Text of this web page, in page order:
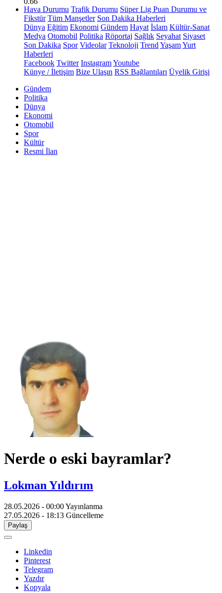
Hava Durumu Trafik Durumu Süper Lig Puan Durumu ve
Fikstür Tüm Manşetler Son Dakika Haberleri
Dünya Eğitim Ekonomi Gündem Hayat İslam Kültür-Sanat
Medya Otomobil Politika Röportaj Sağlık Seyahat Siyaset
Son Dakika Spor Videolar Teknoloji Trend YaşamYurt
Haberleri
Facebook Twitter InstagramYoutube
Künye / İletişim Bize Ulaşın RSS Bağlantıları Üyelik Girişi
Gündem
Politika
Dünya
Ekonomi
Otomobil
Spor
Kültür
Resmi İlan
Nerde o eski bayramlar?
Lokman Yıldırım
28.05.2026 - 00:00Yayınlanma
27.05.2026 - 18:13 Güncelleme
Paylaş
Linkedin
Pinterest
Telegram
Yazdır
Kopyala